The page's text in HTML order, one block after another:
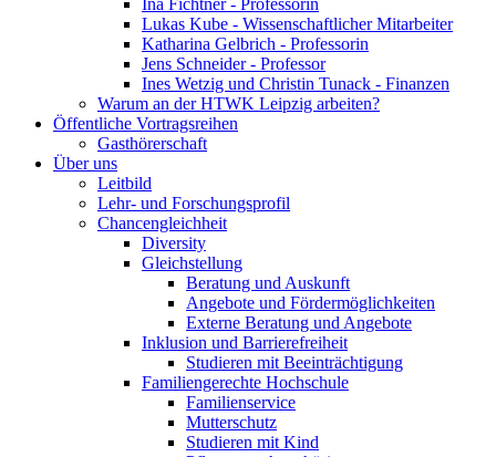
Lukas Kube - Wissenschaftlicher Mitarbeiter
Katharina Gelbrich - Professorin
Jens Schneider - Professor
Ines Wetzig und Christin Tunack - Finanzen
Warum an der HTWK Leipzig arbeiten?
Öffentliche Vortragsreihen
Gasthörerschaft
Über uns
Leitbild
Lehr- und Forschungsprofil
Chancengleichheit
Diversity
Gleichstellung
Beratung und Auskunft
Angebote und Fördermöglichkeiten
Externe Beratung und Angebote
Inklusion und Barrierefreiheit
Studieren mit Beeinträchtigung
Familiengerechte Hochschule
Familienservice
Mutterschutz
Studieren mit Kind